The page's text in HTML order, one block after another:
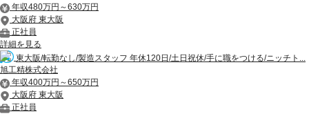
年収480万円～630万円
大阪府 東大阪
正社員
詳細を見る
東大阪/転勤なし/製造スタッフ 年休120日/土日祝休/手に職をつける/ニッチト...
旭工精株式会社
年収400万円～650万円
大阪府 東大阪
正社員